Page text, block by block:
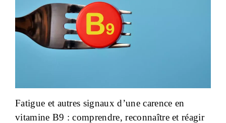
Fatigue et autres signaux d’une carence en
vitamine B9 : comprendre, reconnaître et réagir